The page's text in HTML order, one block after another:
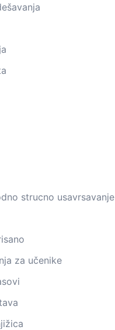
strucno usavrsavanje
za učenike